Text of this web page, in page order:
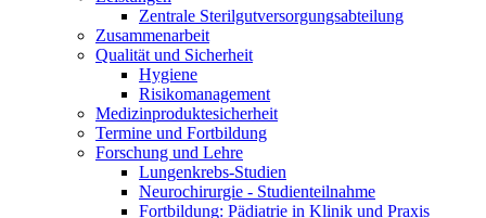
Zentrale Sterilgutversorgungsabteilung
Zusammenarbeit
Qualität und Sicherheit
Hygiene
Risikomanagement
Medizinproduktesicherheit
Termine und Fortbildung
Forschung und Lehre
Lungenkrebs-Studien
Neurochirurgie - Studienteilnahme
Fortbildung: Pädiatrie in Klinik und Praxis